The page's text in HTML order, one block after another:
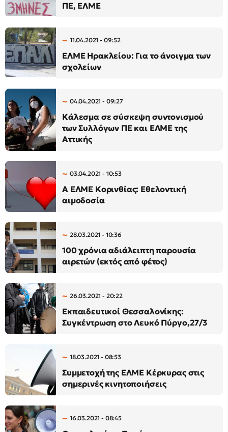
ΠΕ, ΕΛΜΕ
11.04.2021 - 09:52
ΕΛΜΕ Ηρακλείου: Για το άνοιγμα των
σχολείων
04.04.2021 - 09:27
Κάλεσμα σε σύσκεψη συντονισμού
των Συλλόγων ΠΕ και ΕΛΜΕ της
Αττικής
03.04.2021 - 10:53
Α ΕΛΜΕ Κορινθίας: Εθελοντική
αιμοδοσία
28.03.2021 - 10:36
100 χρόνια αδιάλειπτη παρουσία
αιρετών (εκτός από φέτος)
26.03.2021 - 20:22
Εκπαιδευτικοί Θεσσαλονίκης:
Συγκέντρωση στο Λευκό Πύργο,27/3
18.03.2021 - 08:53
Συμμετοχή της ΕΛΜΕ Κέρκυρας στις
σημερινές κινητοποιήσεις
16.03.2021 - 08:45